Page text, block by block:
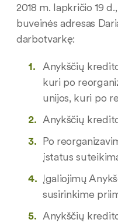
2018 m. lapkričio 19
buveinės adresas
darbotvarkę:
Anykščių
kuri po
unijos, kuri po
Anykščių
Po
įstatus
Įgaliojimų
susirinkime
Anykščių